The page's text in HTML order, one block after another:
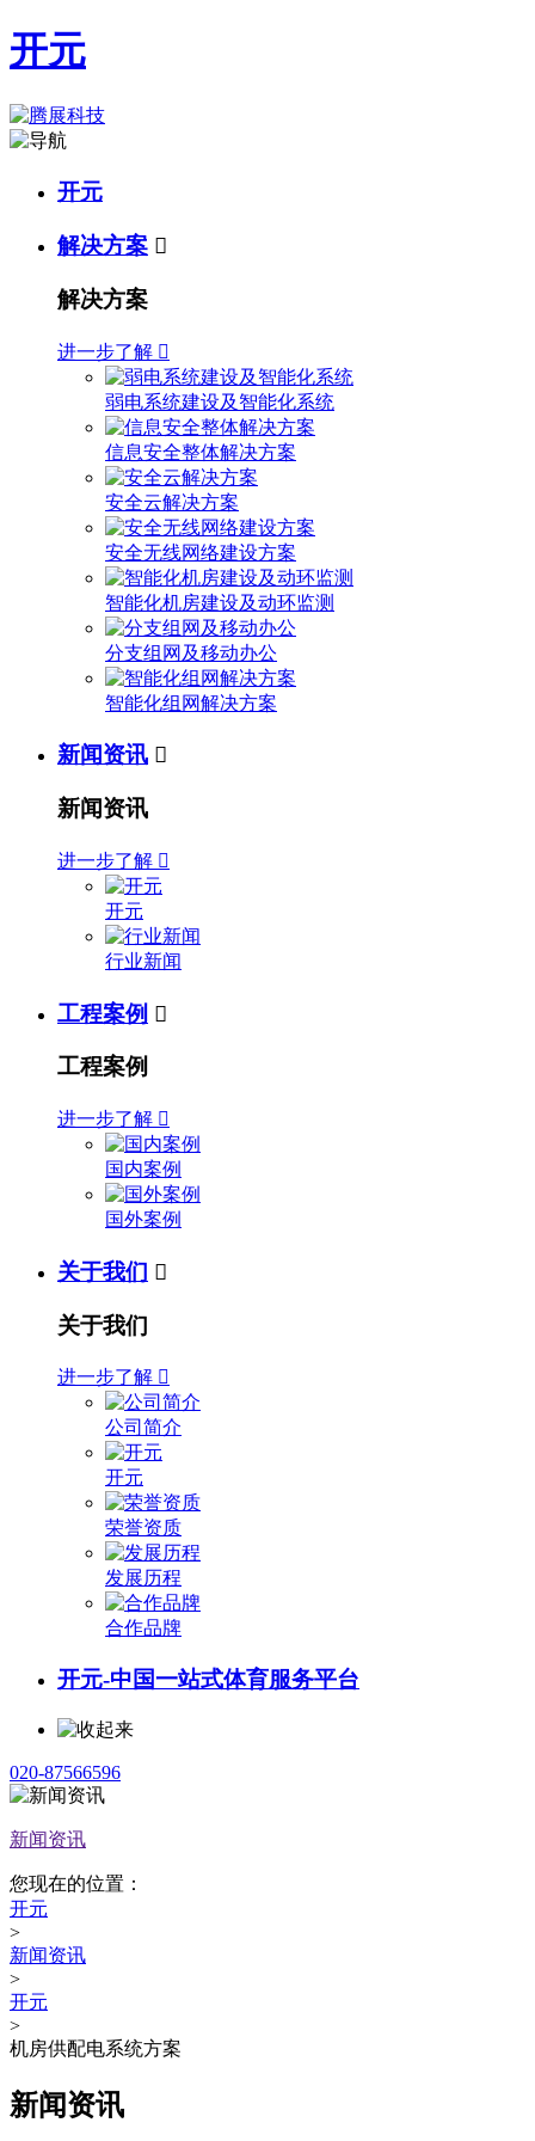
开元
开元
解决方案 
解决方案
进一步了解 
弱电系统建设及智能化系统
信息安全整体解决方案
安全云解决方案
安全无线网络建设方案
智能化机房建设及动环监测
分支组网及移动办公
智能化组网解决方案
新闻资讯 
新闻资讯
进一步了解 
开元
行业新闻
工程案例 
工程案例
进一步了解 
国内案例
国外案例
关于我们 
关于我们
进一步了解 
公司简介
开元
荣誉资质
发展历程
合作品牌
开元-中国一站式体育服务平台
020-87566596
新闻资讯
您现在的位置：
开元
>
新闻资讯
>
开元
>
机房供配电系统方案
新闻资讯